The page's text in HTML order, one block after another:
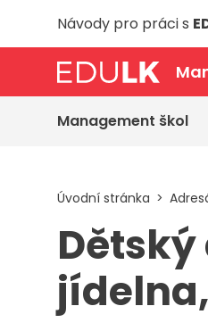
Návody pro práci s
Management škol
Úvodní stránka